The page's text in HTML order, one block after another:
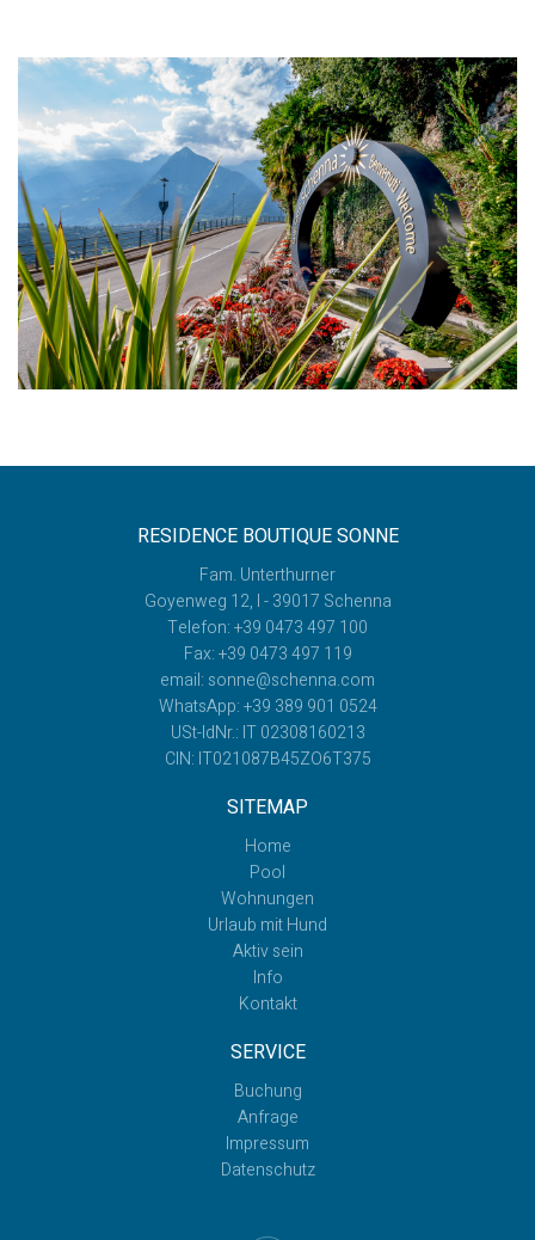
RESIDENCE BOUTIQUE SONNE
Fam. Unterthurner
Goyenweg 12, I - 39017 Schenna
Telefon: +39 0473 497 100
Fax: +39 0473 497 119
email: sonne@schenna.com
WhatsApp: +39 389 901 0524
USt-IdNr.: IT 02308160213
CIN: IT021087B45ZO6T375
SITEMAP
Home
Pool
Wohnungen
Urlaub mit Hund
Aktiv sein
Info
Kontakt
SERVICE
Buchung
Anfrage
Impressum
Datenschutz